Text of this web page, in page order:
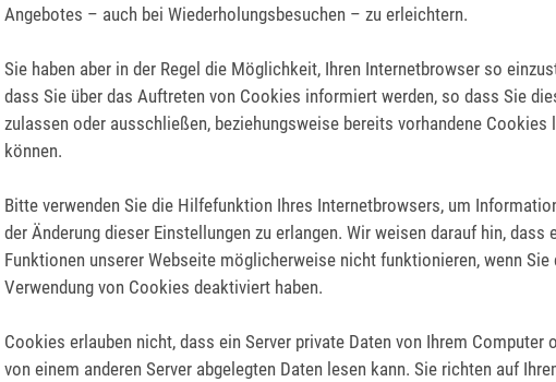
Angebotes – auch bei Wiederholungsbesuchen – zu erleichtern.
Sie haben aber in der Regel die Möglichkeit, Ihren Internetbrowser so
dass Sie über das Auftreten von Cookies informiert werden, so dass Sie
zulassen oder ausschließen, beziehungsweise bereits vorhandene Cookies
können.
Bitte verwenden Sie die Hilfefunktion Ihres Internetbrowsers, um
der Änderung dieser Einstellungen zu erlangen. Wir weisen darauf hin, dass
Funktionen unserer Webseite möglicherweise nicht funktionieren, wenn Sie
Verwendung von Cookies deaktiviert haben.
Cookies erlauben nicht, dass ein Server private Daten von Ihrem Computer
von einem anderen Server abgelegten Daten lesen kann. Sie richten auf